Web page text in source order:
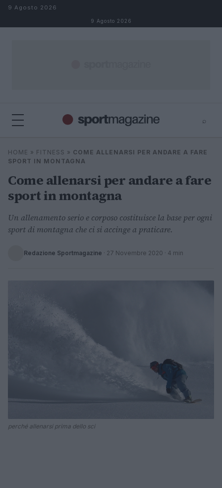
Salta al contenuto
9 Agosto 2026
9 Agosto 2026
⌕
Cerca
⌕ ×
HOME » FITNESS » COME ALLENARSI PER ANDARE A FARE
SPORT IN MONTAGNA
Come allenarsi per andare a fare
sport in montagna
Un allenamento serio e corposo costituisce la base per ogni
sport di montagna che ci si accinge a praticare.
Redazione Sportmagazine · 27 Novembre 2020 · 4 min
perché allenarsi prima dello sci